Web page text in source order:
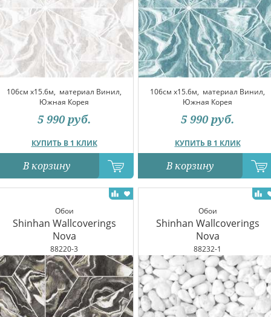
106см x15.6м, материал Винил,
Южная Корея
КУПИТЬ В 1 КЛИК
5 990 руб.
В корзину
106см x15.6м, материал Винил,
Южная Корея
КУПИТЬ В 1 КЛИК
5 990 руб.
В корзину
Обои
Shinhan Wallcoverings
Nova
88220-3
Обои
Shinhan Wallcoverings
Nova
88232-1